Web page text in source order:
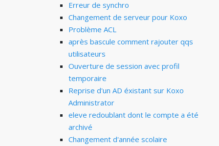
Erreur de synchro
Changement de serveur pour Koxo
Problème ACL
après bascule comment rajouter qqs
utilisateurs
Ouverture de session avec profil
temporaire
Reprise d'un AD éxistant sur Koxo
Administrator
eleve redoublant dont le compte a été
archivé
Changement d'année scolaire